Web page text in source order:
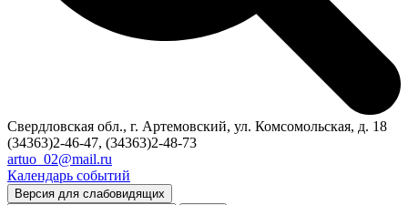
Свердловская обл., г. Артемовский, ул. Комсомольская, д. 18
(34363)2-46-47, (34363)2-48-73
artuo_02@mail.ru
Календарь событий
Версия для слабовидящих